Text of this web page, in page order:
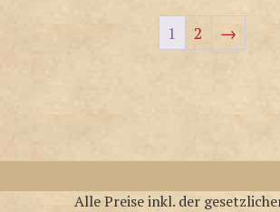
1 2 →
Alle Preise inkl. der